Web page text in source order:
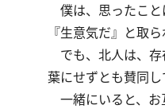
僕は、思ったこと
『生意気だ』と取
でも、北人は、存
葉にせずとも賛同し
一緒にいると、お